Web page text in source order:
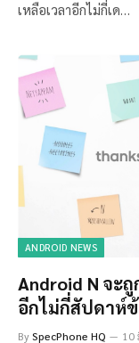
เหลือเวลาอีกไม่กี่เด…
ANDROID NEWS
Android N จะ
อีกไม่กี่สัปดาห์
BySpecPhone HQ 10